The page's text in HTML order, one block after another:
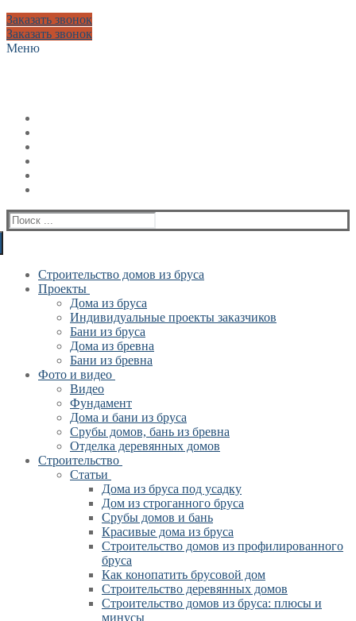
Заказать звонок
Заказать звонок
Меню
Искать:
Строительство домов из бруса
Проекты
Дома из бруса
Индивидуальные проекты заказчиков
Бани из бруса
Дома из бревна
Бани из бревна
Фото и видео
Видео
Фундамент
Дома и бани из бруса
Срубы домов, бань из бревна
Отделка деревянных домов
Строительство
Статьи
Дома из бруса под усадку
Дом из строганного бруса
Срубы домов и бань
Красивые дома из бруса
Строительство домов из профилированного
бруса
Как конопатить брусовой дом
Строительство деревянных домов
Строительство домов из бруса: плюсы и
минусы